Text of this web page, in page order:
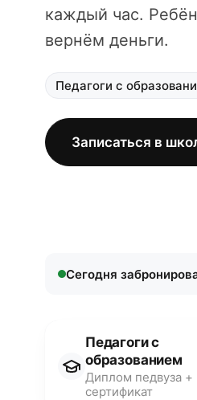
каждый час.
вернём деньги.
Педагоги с
Записаться в
Сегодня
Педагоги с
образованием
Диплом педвуза +
сертификат